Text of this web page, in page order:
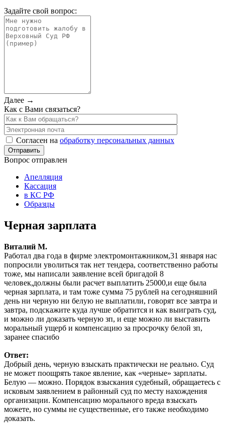
Задайте свой вопрос:
Далее →
Как с Вами связаться?
Согласен на обработку персональных данных
Вопрос отправлен
Апелляция
Кассация
в КС РФ
Образцы
Черная зарплата
Виталий М.
Работал два года в фирме электромонтажником,31 января нас
попросили уволиться так нет тендера, соответственно работы
тоже, мы написали заявление всей бригадой 8
человек,должны были расчет выплатить 25000,и еще была
черная зарплата, и там тоже сумма 75 рублей на сегодняшний
день ни черную ни белую не выплатили, говорят все завтра и
завтра, подскажите куда лучше обратится и как выиграть суд,
и можно ли доказать черную зп, и еще можно ли выставить
моральный ущерб и компенсацию за просрочку белой зп,
заранее спасибо
Ответ:
Добрый день, черную взыскать практически не реально. Суд
не может поощрять такое явление, как «черные» зарплаты.
Белую — можно. Порядок взыскания судебный, обращаетесь с
исковым заявлением в районный суд по месту нахождения
организации. Компенсацию морального вреда взыскать
можете, но суммы не существенные, его также необходимо
доказать.